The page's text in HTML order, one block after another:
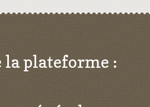
la plateforme :